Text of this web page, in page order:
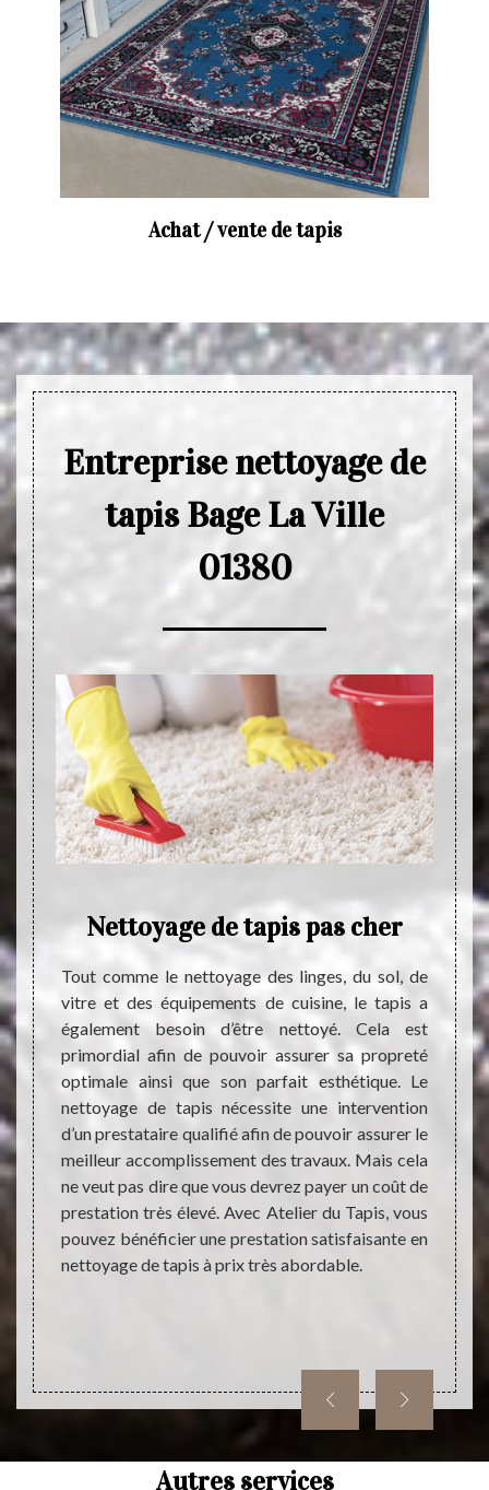
Achat / vente de tapis
Entreprise nettoyage de
tapis Bage La Ville
01380
dans
la
être
de
il est
en
Nettoyage de tapis pas cher
Tout comme le nettoyage des linges, du sol, de
vitre et des équipements de cuisine, le tapis a
également besoin d’être nettoyé. Cela est
primordial afin de pouvoir assurer sa propreté
optimale ainsi que son parfait esthétique. Le
nettoyage de tapis nécessite une intervention
d’un prestataire qualifié afin de pouvoir assurer le
meilleur accomplissement des travaux. Mais cela
ne veut pas dire que vous devrez payer un coût de
prestation très élevé. Avec Atelier du Tapis, vous
pouvez bénéficier une prestation satisfaisante en
nettoyage de tapis à prix très abordable.
qui
coût
tout
Autres services